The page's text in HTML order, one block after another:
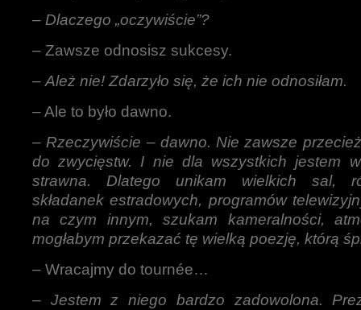
– Dlaczego „oczywiście”?
– Zawsze odnosisz sukcesy.
– Ależ nie! Zdarzyło się, że ich nie odnosiłam.
– Ale to było dawno.
– Rzeczywiście – dawno. Nie zawsze
do zwycięstw. I nie dla wszystkich jestem
strawna. Dlatego unikam wielkich sal,
składanek estradowych, programów
na czym innym, szukam kameralności,
mogłabym przekazać tę wielką poezję, którą
– Wracajmy do tournée…
– Jestem z niego bardzo zadowolona.